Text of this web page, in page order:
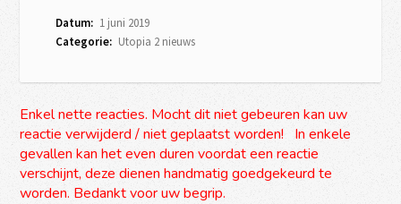
Datum: 1 juni 2019
Categorie: Utopia 2 nieuws
Enkel nette reacties. Mocht dit niet gebeuren kan uw
reactie verwijderd / niet geplaatst worden! In enkele
gevallen kan het even duren voordat een reactie
verschijnt, deze dienen handmatig goedgekeurd te
worden. Bedankt voor uw begrip.